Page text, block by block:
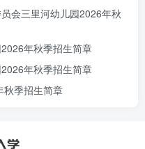
幼公众号上预
息单，到前台
缴费
会三里河幼儿园2026年秋
年秋季招生简章
年秋季招生简章
秋季招生简章